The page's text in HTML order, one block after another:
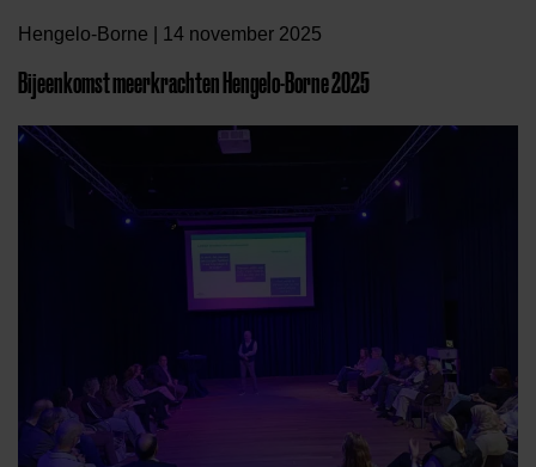
Hengelo-Borne | 14 november 2025
Bijeenkomst meerkrachten Hengelo-Borne 2025